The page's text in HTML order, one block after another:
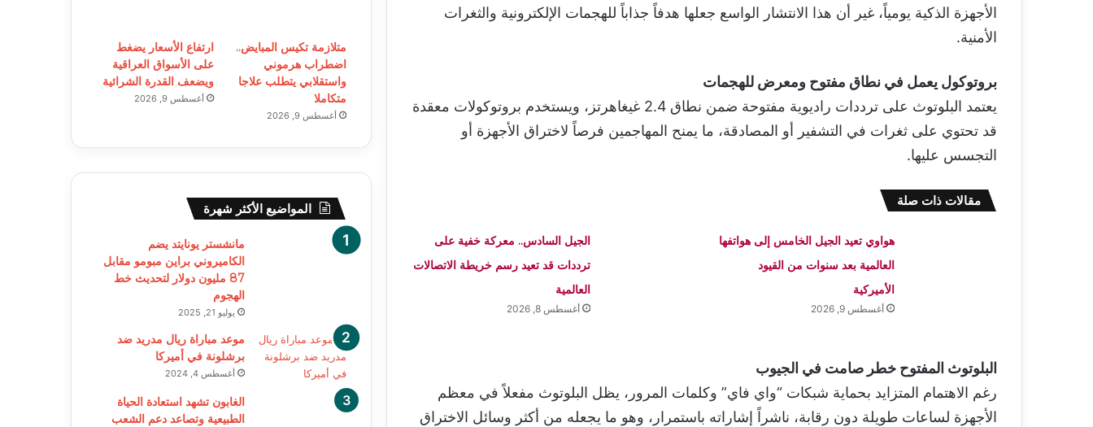
الأجهزة الذكية يومياً، غير أن هذا الانتشار الواسع جعلها هدفاً جذاباً للهجمات الإلكترونية والثغرات
الأمنية.
بروتوكول يعمل في نطاق مفتوح ومعرض للهجمات
يعتمد البلوتوث على ترددات راديوية مفتوحة ضمن نطاق 2.4 غيغاهرتز، ويستخدم بروتوكولات معقدة
قد تحتوي على ثغرات في التشفير أو المصادقة، ما يمنح المهاجمين فرصاً لاختراق الأجهزة أو
التجسس عليها.
مقالات ذات صلة
هواوي تعيد الجيل الخامس إلى هواتفها
العالمية بعد سنوات من القيود
الأميركية
أغسطس 9, 2026
الجيل السادس.. معركة خفية على
ترددات قد تعيد رسم خريطة الاتصالات
العالمية
أغسطس 8, 2026
البلوتوث المفتوح خطر صامت في الجيوب
رغم الاهتمام المتزايد بحماية شبكات “واي فاي” وكلمات المرور، يظل البلوتوث مفعلاً في معظم
الأجهزة لساعات طويلة دون رقابة، ناشراً إشاراته باستمرار، وهو ما يجعله من أكثر وسائل الاختراق
متلازمة تكيس المبايض..
اضطراب هرموني
واستقلابي يتطلب علاجا
متكاملا
أغسطس 9, 2026
ارتفاع الأسعار يضغط
على الأسواق العراقية
ويضعف القدرة الشرائية
أغسطس 9, 2026
المواضيع الأكثر شهرة
مانشستر يونايتد يضم
الكاميروني براين مبومو مقابل
87 مليون دولار لتحديث خط
الهجوم
يوليو 21, 2025
موعد مباراة ريال مدريد ضد
برشلونة في أميركا
أغسطس 4, 2024
الغابون تشهد استعادة الحياة
الطبيعية وتصاعد دعم الشعب